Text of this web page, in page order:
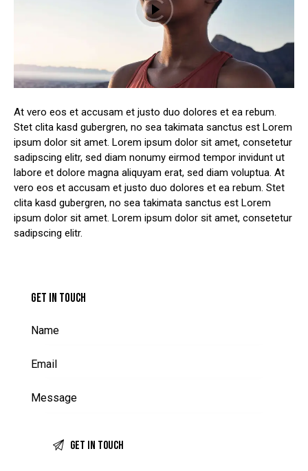
At vero eos et accusam et justo duo dolores et ea rebum.
Stet clita kasd gubergren, no sea takimata sanctus est Lorem
ipsum dolor sit amet. Lorem ipsum dolor sit amet, consetetur
sadipscing elitr, sed diam nonumy eirmod tempor invidunt ut
labore et dolore magna aliquyam erat, sed diam voluptua. At
vero eos et accusam et justo duo dolores et ea rebum. Stet
clita kasd gubergren, no sea takimata sanctus est Lorem
ipsum dolor sit amet. Lorem ipsum dolor sit amet, consetetur
sadipscing elitr.
GET IN TOUCH